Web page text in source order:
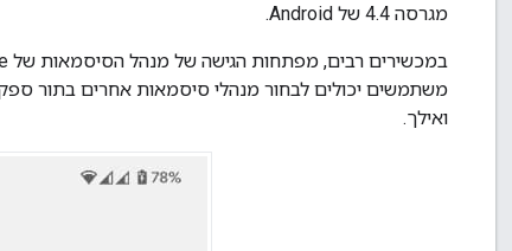
מגרסה 4.4 של Android.
ואילך.